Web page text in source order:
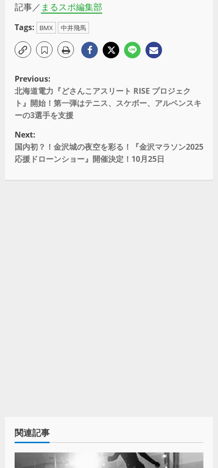
記事／ まるスポ編集部
Tags: BMX 中井飛馬
Previous:
北海道電力『どさんこアスリート RISE プロジェク
ト』開始！第一弾はテニス、スケボー、アルペンスキ
ーの3選手を支援
Next:
国内初？！金沢城の夜空を彩る！『金沢マラソン2025
応援ドローンショー』開催決定！10月25日
関連記事